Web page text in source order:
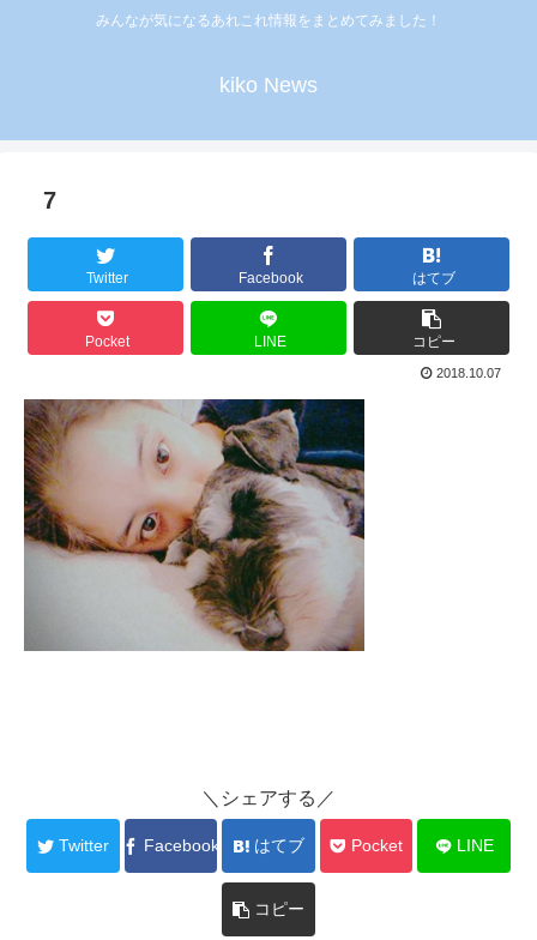
みんなが気になるあれこれ情報をまとめてみました！
kiko News
7
Twitter Facebook はてブ
Pocket LINE コピー
2018.10.07
＼シェアする／
Twitter Facebook はてブ Pocket LINE
コピー